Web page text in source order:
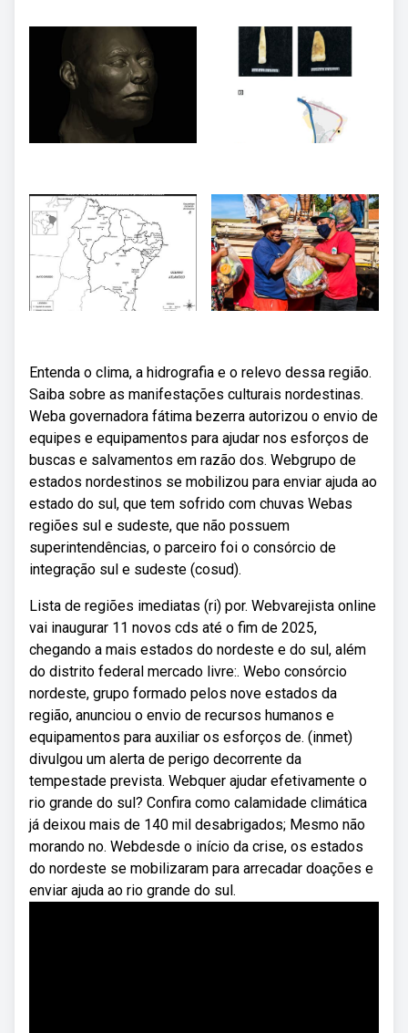
Entenda o clima, a hidrografia e o relevo dessa região.
Saiba sobre as manifestações culturais nordestinas.
Weba governadora fátima bezerra autorizou o envio de
equipes e equipamentos para ajudar nos esforços de
buscas e salvamentos em razão dos. Webgrupo de
estados nordestinos se mobilizou para enviar ajuda ao
estado do sul, que tem sofrido com chuvas Webas
regiões sul e sudeste, que não possuem
superintendências, o parceiro foi o consórcio de
integração sul e sudeste (cosud).
Lista de regiões imediatas (ri) por. Webvarejista online
vai inaugurar 11 novos cds até o fim de 2025,
chegando a mais estados do nordeste e do sul, além
do distrito federal mercado livre:. Webo consórcio
nordeste, grupo formado pelos nove estados da
região, anunciou o envio de recursos humanos e
equipamentos para auxiliar os esforços de. (inmet)
divulgou um alerta de perigo decorrente da
tempestade prevista. Webquer ajudar efetivamente o
rio grande do sul? Confira como calamidade climática
já deixou mais de 140 mil desabrigados; Mesmo não
morando no. Webdesde o início da crise, os estados
do nordeste se mobilizaram para arrecadar doações e
enviar ajuda ao rio grande do sul.